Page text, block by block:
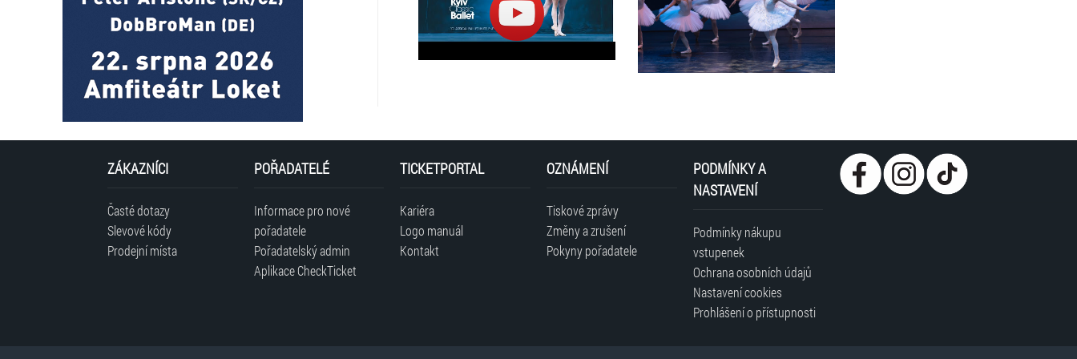
po sobě uznáván jako nejlepší hostující baletní soubor a každoročně zde účinkuje tři měsíce.
V sezóně 2025/2026 podnikne Kyiv Classic Ballet turné po Japonsku a sedmi evropských zemích, aby nabídl
milovníkům baletu nejlepší inscenace klasického repertoáru, včetně brilantního „Labutího jezera“ – jednoho z
ZÁKAZNÍCI
Časté dotazy
Slevové kódy
Prodejní místa
POŘADATELÉ
Informace pro nové
pořadatele
Pořadatelský admin
Aplikace CheckTicket
TICKETPORTAL
Kariéra
Logo manuál
Kontakt
OZNÁMENÍ
Tiskové zprávy
Změny a zrušení
Pokyny pořadatele
PODMÍNKY A
NASTAVENÍ
Podmínky nákupu
vstupenek
Ochrana osobních údajů
Nastavení cookies
Prohlášení o přístupnosti